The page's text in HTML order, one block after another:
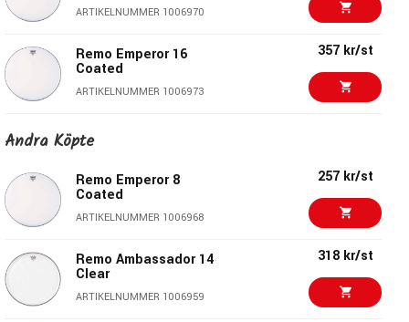
ARTIKELNUMMER 1006970
Remo Emperor 16
Coated
ARTIKELNUMMER 1006973
357 kr/st
Remo Emperor 10
Coated
ARTIKELNUMMER 1006969
Remo Emperor 8
Coated
ARTIKELNUMMER 1006968
257 kr/st
Remo Emperor 18
Coated
449 kr/st
Andra Köpte
Remo Emperor 8
Coated
ARTIKELNUMMER 1006968
257 kr/st
Remo Ambassador 14
Clear
ARTIKELNUMMER 1006959
318 kr/st